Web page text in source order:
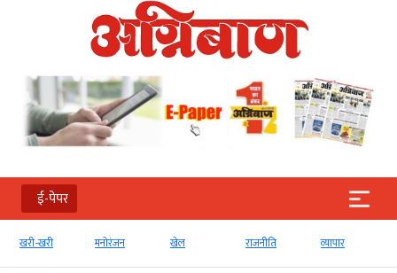
ई-पेपर
खरी-खरी मनोरंजन खेल राजनीति व्‍यापार